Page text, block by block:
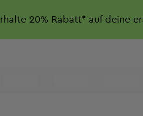
20% Rabatt* auf deine